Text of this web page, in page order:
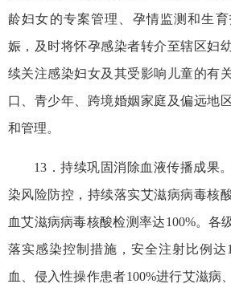
龄妇女的专案管理、孕情监测和生
娠，及时将怀孕感染者转介至辖区妇
续关注感染妇女及其受影响儿童的有
口、青少年、跨境婚姻家庭及偏远地
和管理。
13．持续巩固消除血液传播成果
染风险防控，持续落实艾滋病病毒核
血艾滋病病毒核酸检测率达100%。各
落实感染控制措施，安全注射比例达
血、侵入性操作患者100%进行艾滋病